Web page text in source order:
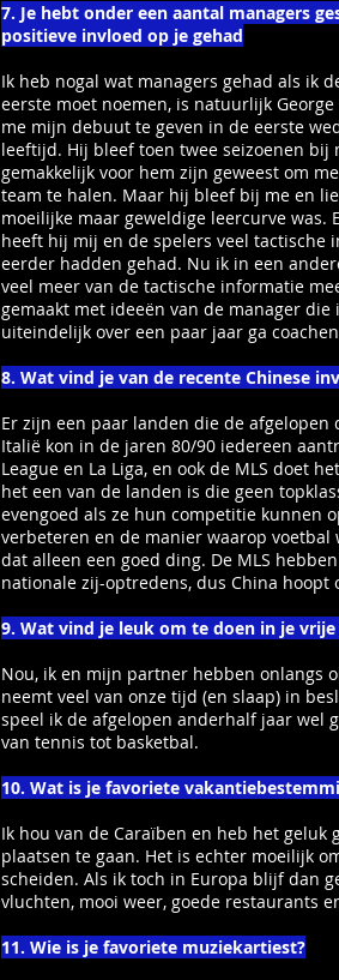
7. Je hebt onder een aantal managers
positieve invloed op je gehad
Ik heb nogal wat managers gehad als ik
eerste moet noemen, is natuurlijk
me mijn debuut te geven in de eerste
leeftijd. Hij bleef toen twee seizoenen bij
gemakkelijk voor hem zijn geweest om
team te halen. Maar hij bleef bij me en
moeilijke maar geweldige leercurve was.
heeft hij mij en de spelers veel tactische
eerder hadden gehad. Nu ik in een
veel meer van de tactische informatie
gemaakt met ideeën van de manager
uiteindelijk over een paar jaar ga
8. Wat vind je van de recente Chinese
Er zijn een paar landen die de
Italië kon in de jaren 80/90 iedereen
League en La Liga, en ook de MLS doet
het een van de landen is die geen
evengoed als ze hun competitie kunnen
verbeteren en de manier waarop voetbal
dat alleen een goed ding. De MLS
nationale zij-optredens, dus China hoopt
9. Wat vind je leuk om te doen in je
Nou, ik en mijn partner hebben onlangs
neemt veel van onze tijd (en slaap) in
speel ik de afgelopen anderhalf jaar wel
van tennis tot basketbal.
10. Wat is je favoriete
Ik hou van de Caraïben en heb het geluk
plaatsen te gaan. Het is echter moeilijk
scheiden. Als ik toch in Europa blijf dan
vluchten, mooi weer, goede restaurants
11. Wie is je favoriete muziekartiest?